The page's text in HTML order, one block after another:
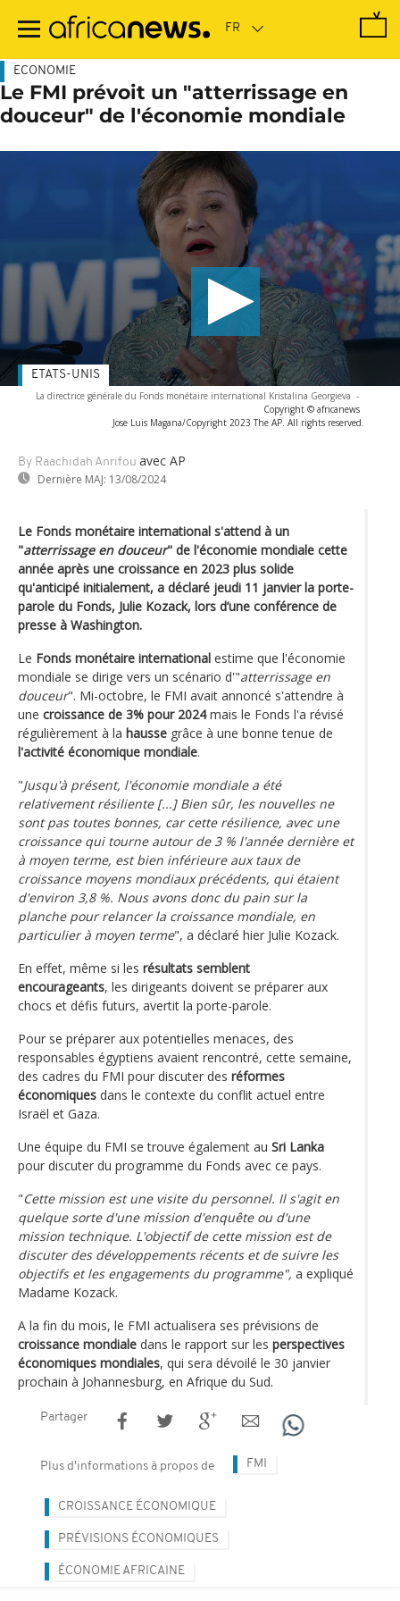
contenu
ECONOMIE
Le FMI prévoit un "atterrissage en
douceur" de l'économie mondiale
La directrice générale du Fonds monétaire international Kristalina Georgieva -
Copyright © africanews
Jose Luis Magana/Copyright 2023 The AP. All rights reserved.
By Raachidah Anrifou avec AP
Dernière MAJ: 13/08/2024
ETATS-UNIS
Le Fonds monétaire international s'attend à un
"atterrissage en douceur" de l'économie mondiale cette
année après une croissance en 2023 plus solide
qu'anticipé initialement, a déclaré jeudi 11 janvier la porte-
parole du Fonds, Julie Kozack, lors d’une conférence de
presse à Washington.
Le Fonds monétaire international estime que l'économie
mondiale se dirige vers un scénario d'"atterrissage en
douceur". Mi-octobre, le FMI avait annoncé s'attendre à
une croissance de 3% pour 2024mais le Fonds l'a révisé
régulièrement à la hausse grâce à une bonne tenue de
l'activité économique mondiale.
"Jusqu'à présent, l'économie mondiale a été
relativement résiliente [...] Bien sûr, les nouvelles ne
sont pas toutes bonnes, car cette résilience, avec une
croissance qui tourne autour de 3 % l'année dernière et
à moyen terme, est bien inférieure aux taux de
croissance moyens mondiaux précédents, qui étaient
d'environ 3,8 %. Nous avons donc du pain sur la
planche pour relancer la croissance mondiale, en
particulier à moyen terme", a déclaré hier Julie Kozack.
En effet, même si les résultats semblent
encourageants, les dirigeants doivent se préparer aux
chocs et défis futurs, avertit la porte-parole.
Pour se préparer aux potentielles menaces, des
responsables égyptiens avaient rencontré, cette semaine,
des cadres du FMI pour discuter des réformes
économiques dans le contexte du conflit actuel entre
Israël et Gaza.
Une équipe du FMI se trouve également au Sri Lanka
pour discuter du programme du Fonds avec ce pays.
"Cette mission est une visite du personnel. Il s'agit en
quelque sorte d'une mission d'enquête ou d'une
mission technique. L'objectif de cette mission est de
discuter des développements récents et de suivre les
objectifs et les engagements du programme", a expliqué
Madame Kozack.
A la fin du mois, le FMI actualisera ses prévisions de
croissance mondiale dans le rapport sur les perspectives
économiques mondiales, qui sera dévoilé le 30 janvier
prochain à Johannesburg, en Afrique du Sud.
Partager
Plus d'informations à propos de FMI
CROISSANCE ÉCONOMIQUE
PRÉVISIONS ÉCONOMIQUES
ÉCONOMIE AFRICAINE